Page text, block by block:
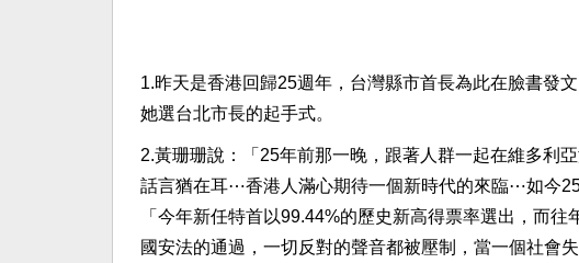
1.昨天是香港回歸25週年，台灣縣市首長為此在臉書發
她選台北市長的起手式。
2.黃珊珊說：「25年前那一晚，跟著人群一起在維多利
話言猶在耳⋯香港人滿心期待一個新時代的來臨⋯如今
「今年新任特首以99.44%的歷史新高得票率選出，而
國安法的通過，一切反對的聲音都被壓制，當一個社會